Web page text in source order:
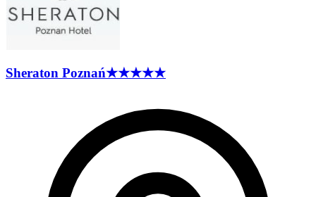
Sheraton Poznań★★★★★